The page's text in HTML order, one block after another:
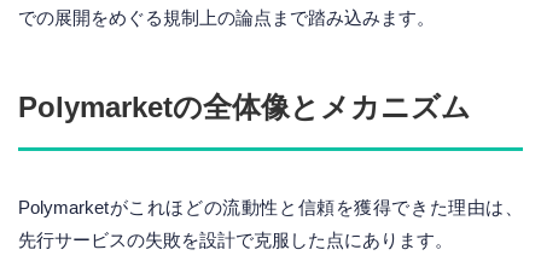
での展開をめぐる規制上の論点まで踏み込みます。
Polymarketの全体像とメカニズム
Polymarketがこれほどの流動性と信頼を獲得できた理由は、
先行サービスの失敗を設計で克服した点にあります。